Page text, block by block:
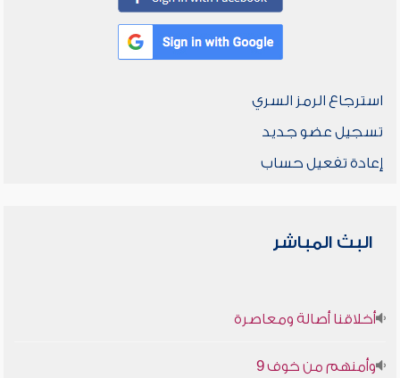
استرجاع الرمز السري
تسجيل عضو جديد
إعادة تفعيل حساب
البث المباشر
أخلاقنا أصالة ومعاصرة
وأمنهم من خوف 9